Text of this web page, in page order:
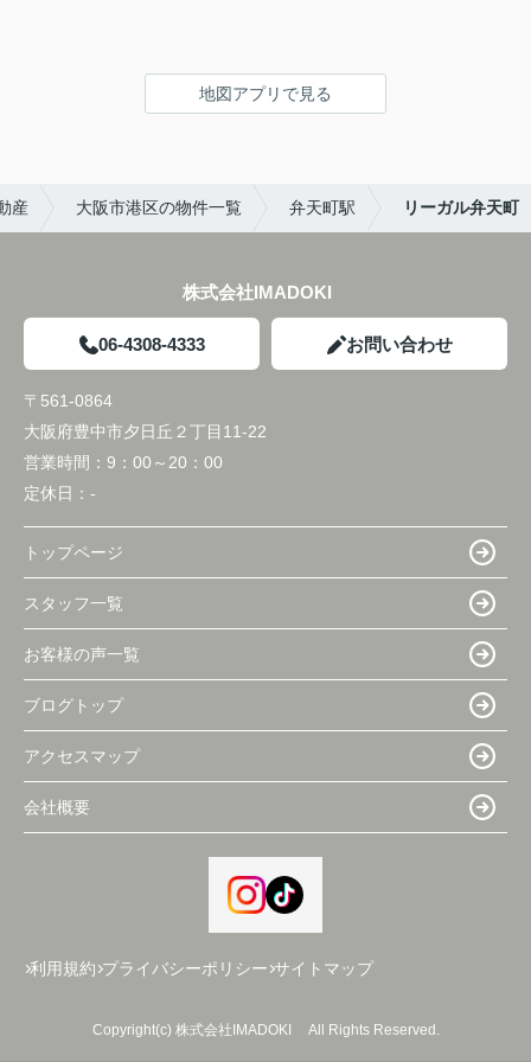
地図アプリで見る
産 大阪市港区の物件一覧 弁天町駅 リーガル弁天町
株式会社IMADOKI
06-4308-4333 お問い合わせ
〒561-0864
大阪府豊中市夕日丘２丁目11-22
営業時間： 9：00～20：00
定休日： -
トップページ
スタッフ一覧
お客様の声一覧
ブログトップ
アクセスマップ
会社概要
利用規約 プライバシーポリシー サイトマップ
Copyright(c) 株式会社IMADOKI All Rights Reserved.